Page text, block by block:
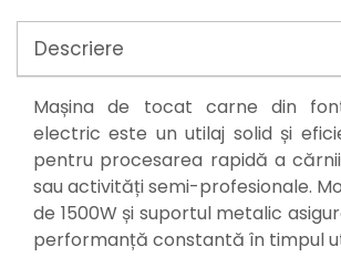
Motoare electrice
Pistoale de bătut cuie
Polizoare
Seturi aparate electrice
Testere electrice
Unelte multifuncționale
Vibratoare pentru beton
Scule manuale
Aparate de Tăiat Gresie
Descriere
Mașina de tocat carne din
electric este un utilaj solid și
pentru procesarea rapidă a
sau activități semi-profesionale.
de 1500W și suportul metalic
performanță constantă în timpul